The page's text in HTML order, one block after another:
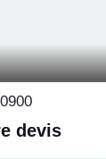
devis